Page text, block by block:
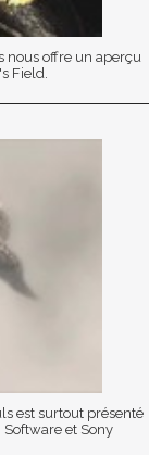
nous offre un aperçu
Field.
est surtout présenté
et Sony